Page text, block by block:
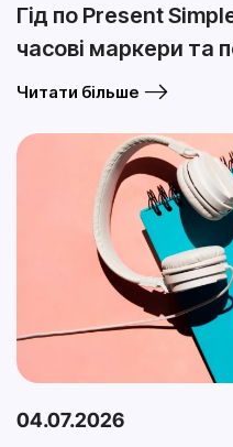
Гід по Present
часові маркери та
Читати більше
04.07.2026